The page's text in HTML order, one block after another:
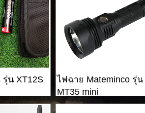
น XT12S
ไฟฉาย Mateminco รุ่น
MT35 mini